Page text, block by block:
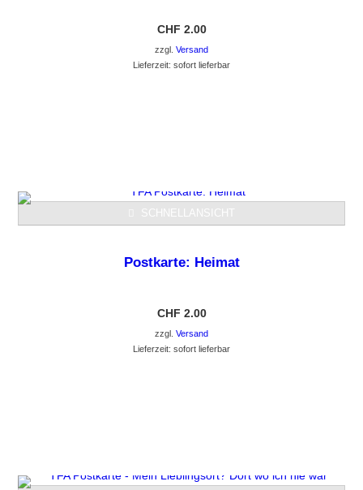
CHF 2.00
zzgl. Versand
Lieferzeit: sofort lieferbar
SCHNELLANSICHT
Postkarte: Heimat
CHF 2.00
zzgl. Versand
Lieferzeit: sofort lieferbar